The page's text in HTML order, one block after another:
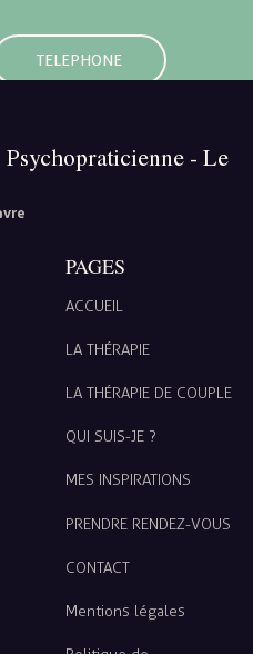
TELEPHONE
- Le
PAGES
ACCUEIL
LA THÉRAPIE
LA THÉRAPIE DE COUPLE
QUI SUIS-JE ?
MES INSPIRATIONS
PRENDRE RENDEZ-VOUS
CONTACT
Mentions légales